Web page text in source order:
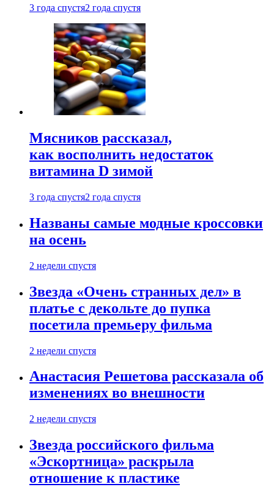
3 года спустя2 года спустя
Мясников рассказал,
как восполнить недостаток
витамина D зимой
3 года спустя2 года спустя
Названы самые модные кроссовки
на осень
2 недели спустя
Звезда «Очень странных дел» в
платье с декольте до пупка
посетила премьеру фильма
2 недели спустя
Анастасия Решетова рассказала об
изменениях во внешности
2 недели спустя
Звезда российского фильма
«Эскортница» раскрыла
отношение к пластике